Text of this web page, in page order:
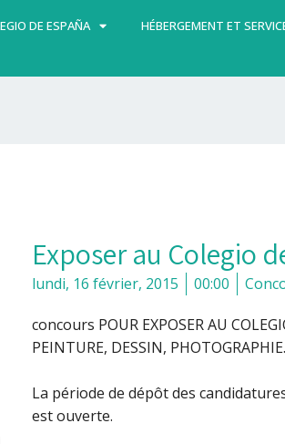
DE ESPAÑA HÉBERGEMENT ET
Exposer au Colegio
lundi, 16 février, 2015 00:00
concours POUR EXPOSER AU
PEINTURE, DESSIN,
La période de dépôt des
est ouverte.